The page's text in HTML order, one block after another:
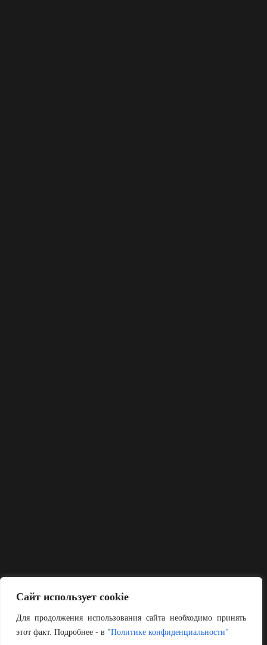
Сайт использует cookie
Для продолжения использования сайта необходимо принять
этот факт. Подробнее - в "Политике конфиденциальности"